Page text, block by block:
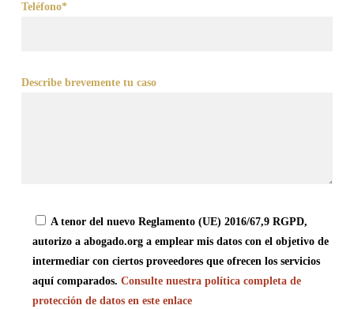
Teléfono*
Describe brevemente tu caso
A tenor del nuevo Reglamento (UE) 2016/67,9 RGPD,
autorizo a abogado.org a emplear mis datos con el objetivo de
intermediar con ciertos proveedores que ofrecen los servicios
aquí comparados. Consulte nuestra política completa de
protección de datos en este enlace